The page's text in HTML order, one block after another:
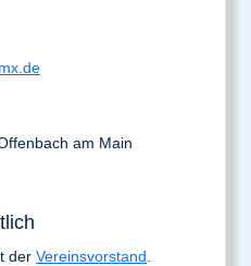
am Main
der Vereinsvorstand